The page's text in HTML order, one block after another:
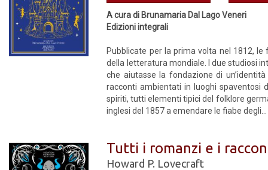
A cura di Brunamaria Dal Lago Veneri
Edizioni integrali
Pubblicate per la prima volta nel 1812,
della letteratura mondiale. I due studiosi
che aiutasse la fondazione di
racconti ambientati in luoghi spaventosi
spiriti, tutti elementi tipici del folklore
inglesi del 1857 a emendare le fiabe degli...
Tutti i romanzi e i
Howard P. Lovecraft